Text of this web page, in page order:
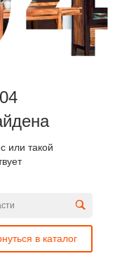
или такой
в каталог